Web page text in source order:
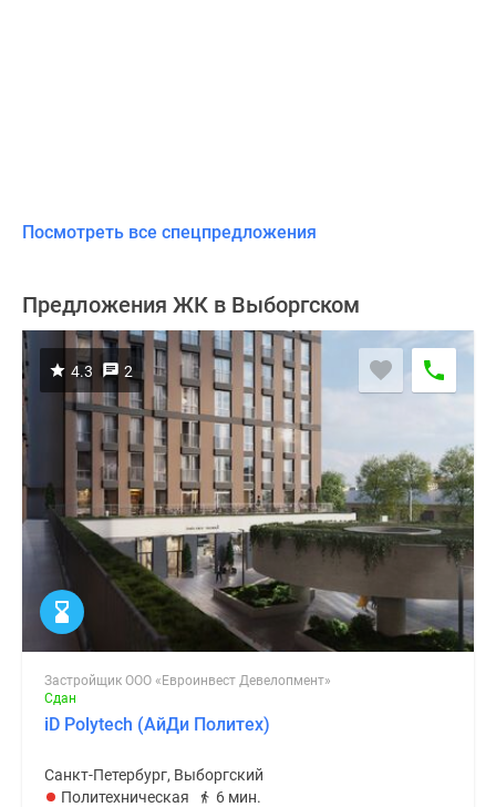
Посмотреть все спецпредложения
Предложения ЖК в Выборгском
4.3 2
Застройщик ООО «Евроинвест Девелопмент»
Сдан
iD Polytech (АйДи Политех)
Санкт-Петербург, Выборгский
Политехническая
6 мин.